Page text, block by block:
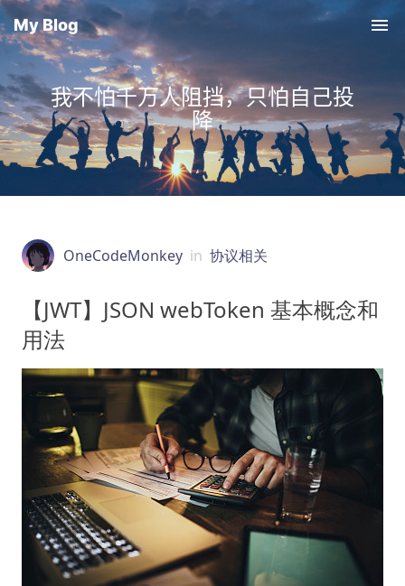
My Blog
我不怕千万人阻挡，只怕自己投
降
OneCodeMonkey in 协议相关
【JWT】JSON webToken 基本概念和
用法